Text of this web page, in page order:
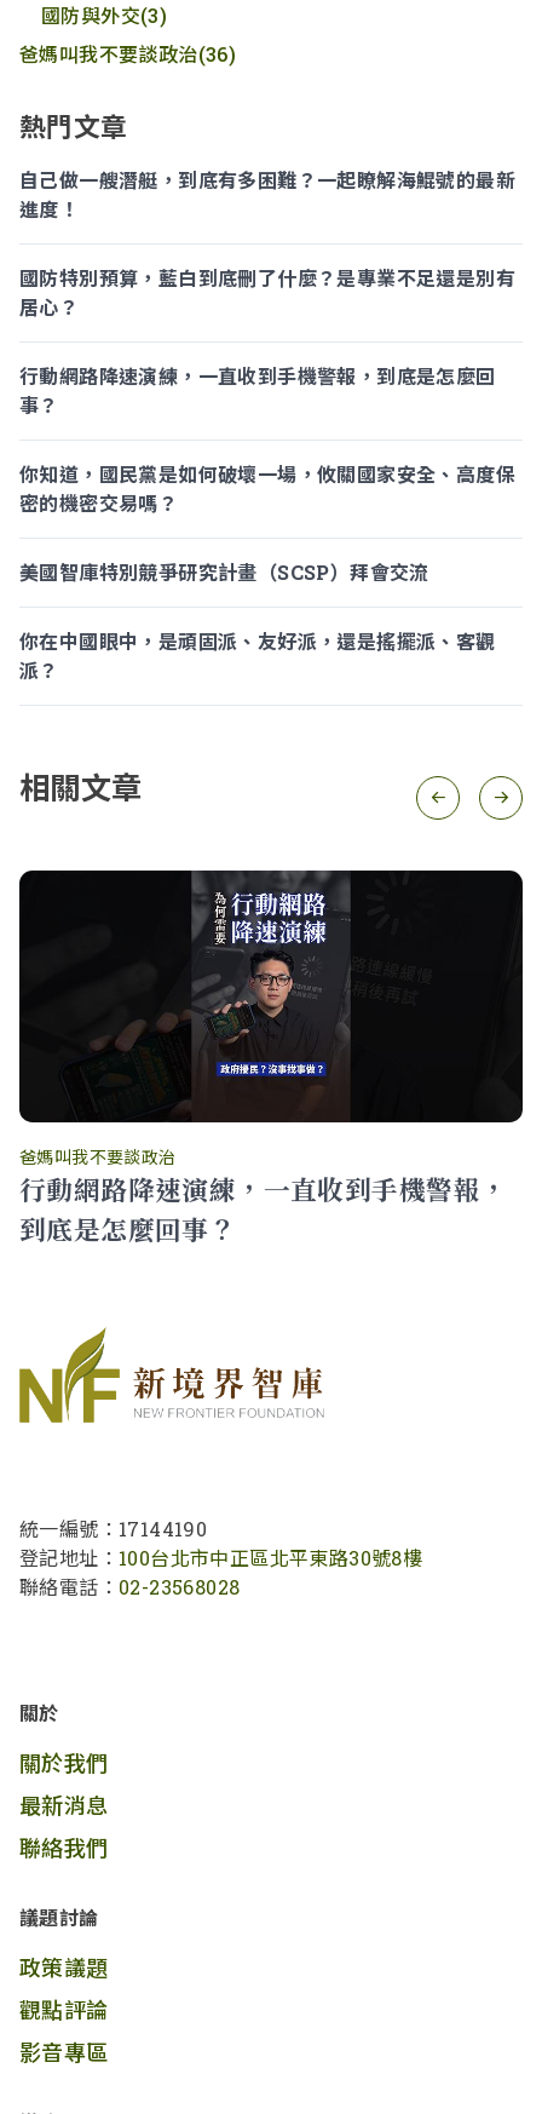
國防與外交(3)
爸媽叫我不要談政治(36)
熱門文章
自己做一艘潛艇，到底有多困難？一起瞭解海鯤號的最新
進度！
國防特別預算，藍白到底刪了什麼？是專業不足還是別有
居心？
行動網路降速演練，一直收到手機警報，到底是怎麼回
事？
你知道，國民黨是如何破壞一場，攸關國家安全、高度保
密的機密交易嗎？
美國智庫特別競爭研究計畫（SCSP）拜會交流
你在中國眼中，是頑固派、友好派，還是搖擺派、客觀
派？
相關文章
爸媽叫我不要談政治
行動網路降速演練，一直收到手機警報，
到底是怎麼回事？
統一編號：17144190
登記地址： 100台北市中正區北平東路30號8樓
聯絡電話： 02-23568028
關於
關於我們
最新消息
聯絡我們
議題討論
政策議題
觀點評論
影音專區